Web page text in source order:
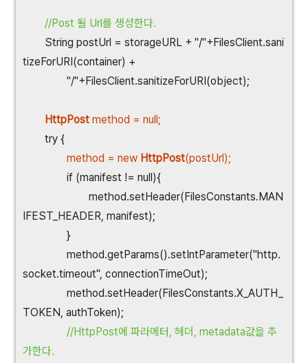
//Post 될 Url를 생성한다.
String postUrl = storageURL + "/"+FilesClient.sani
tizeForURI(container) +
"/"+FilesClient.sanitizeForURI(object);
HttpPost method = null;
try {
method = new HttpPost(postUrl);
if (manifest != null){
method.setHeader(FilesConstants.MAN
IFEST_HEADER, manifest);
}
method.getParams().setIntParameter("http.
socket.timeout", connectionTimeOut);
method.setHeader(FilesConstants.X_AUTH_
TOKEN, authToken);
//HttpPost에 파라메터, 헤더, metadata값을 추
가한다.